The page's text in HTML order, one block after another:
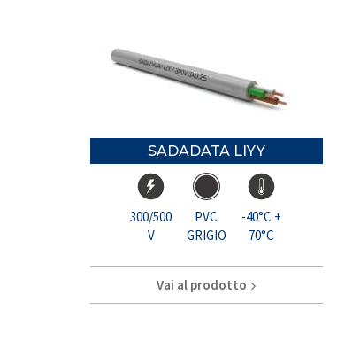
SADADATA LIYY
300/500
V
PVC
GRIGIO
-40°C +
70°C
Vai al prodotto